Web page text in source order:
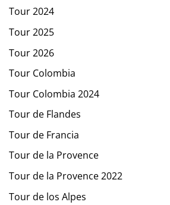
Tour 2024
Tour 2025
Tour 2026
Tour Colombia
Tour Colombia 2024
Tour de Flandes
Tour de Francia
Tour de la Provence
Tour de la Provence 2022
Tour de los Alpes